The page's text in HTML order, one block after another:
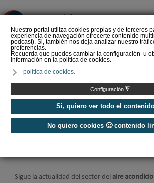
Nuestro portal utiliza cookies propias y de terceros
experiencia de navegación ofrecerte contenido
podcast). Si, también nos deja analizar nuestro
preferencias.
Recuerda que puedes cambiar la configuración u
información en la política de cookies.
política de cookies.
Configuración ◮
Si, quiero ver todo el
No quiero cookies 🙁 contenido
funcionamiento y su
papel en la vivi…
Aire Acondicionado / Aire
Sigue la actualidad del sector del aire